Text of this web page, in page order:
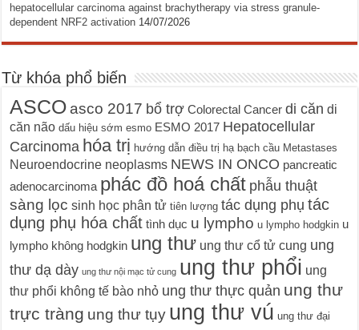
hepatocellular carcinoma against brachytherapy via stress granule-
dependent NRF2 activation 14/07/2026
Từ khóa phổ biến
ASCO asco 2017 bổ trợ Colorectal Cancer di căn di
căn não dấu hiệu sớm esmo ESMO 2017 Hepatocellular
Carcinoma hóa trị hướng dẫn điều trị hạ bạch cầu Metastases
Neuroendocrine neoplasms NEWS IN ONCO pancreatic
adenocarcinoma phác đồ hoá chất phẫu thuật
sàng lọc sinh học phân tử tiên lượng tác dụng phụ tác
dụng phụ hóa chất tình dục u lympho u lympho hodgkin u
lympho không hodgkin ung thư ung thư cổ tử cung ung
thư dạ dày ung thư nội mạc tử cung ung thư phổi ung
thư phổi không tế bào nhỏ ung thư thực quản ung thư
trực tràng ung thư tụy ung thư vú ung thư đại